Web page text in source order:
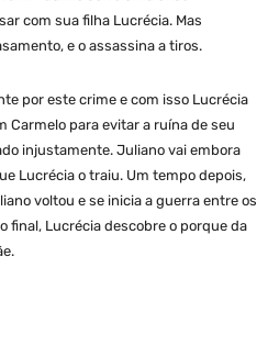
com sua filha Lucrécia. Mas
e o assassina a tiros.
por este crime e com isso Lucrécia
Carmelo para evitar a ruína de seu
injustamente. Juliano vai embora
Lucrécia o traiu. Um tempo depois,
voltou e se inicia a guerra entre os
final, Lucrécia descobre o porque da